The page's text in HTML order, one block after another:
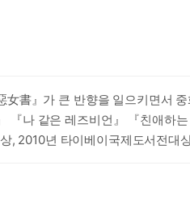
기억 속에서 검은 구멍으로
엄마의 몸에 있었던 아쑤 것
태하고 양육하는 자궁이 된다.
있다는 의식, 혹은 죄책감이다.
고 말한다. 그녀가 소설을 써온
신의 동성애 성향을 발견한다
書』가 큰 반향을 일으키면서
나 같은 레즈비언』 『친애하
2010년 타이베이국제도서전대